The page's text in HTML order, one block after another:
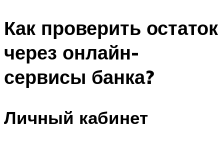
Как проверить остаток
через онлайн-
сервисы банка?
Личный кабинет